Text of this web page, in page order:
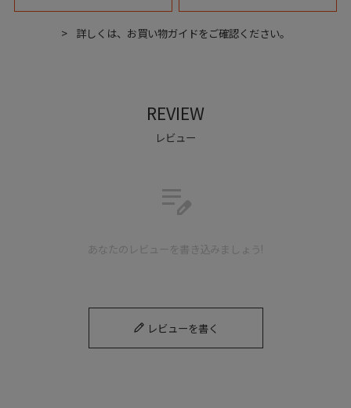
た、斬新でオリジナリティ溢れる意匠を凝らしている。
詳しくは、お買い物ガイドをご確認ください。
REVIEW
レビュー
edit_note
あなたのレビューを書き込みましょう!
レビューを書く